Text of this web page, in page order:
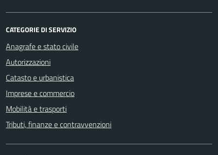
CATEGORIE DI SERVIZIO
Anagrafe e stato civile
Autorizzazioni
Catasto e urbanistica
Imprese e commercio
Mobilità e trasporti
Tributi, finanze e contravvenzioni